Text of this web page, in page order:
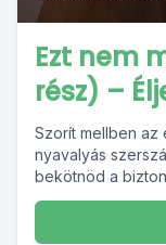
Ezt nem
rész) –
Szorít mellben az
nyavalyás
bekötnöd a